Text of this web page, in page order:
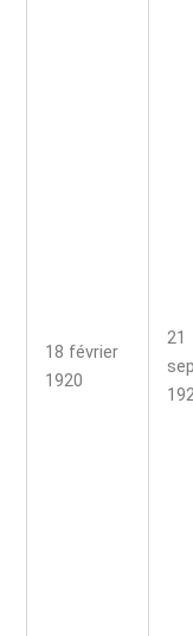
18 février
1920
21